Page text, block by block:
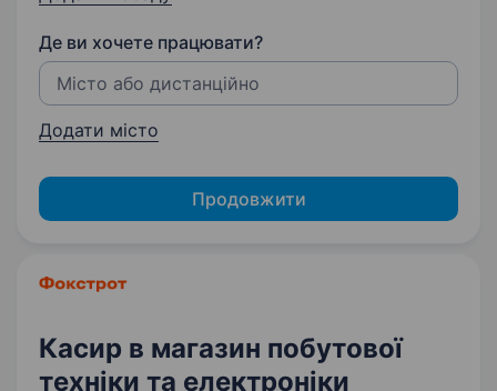
Де ви хочете працювати?
Додати місто
Продовжити
Касир в магазин побутової
техніки та електроніки